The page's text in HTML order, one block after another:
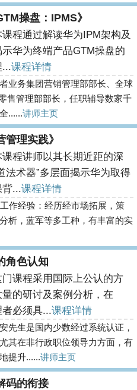
操盘：IPMS》
课程通过解读华为IPM架构及
华为终端产品GTM操盘的
...课程详情
业务集团营销管理部部长、全球
售管理部部长，任职辅导数家千
......讲师主页
管理实践》
课程讲师以其长期近距的深
法术器”多层面揭示华为取得
背...课程详情
作经验：经历经市场拓展，策
析，蓝军等多工种，有丰富的实
角色认知
门课程采用国际上公认的方
的研讨及案例分析，在
者必须具...课程详情
先生是国内少数经过系统认证，
其在非行政职位领导力方面，有
提升......讲师主页
码的衔接